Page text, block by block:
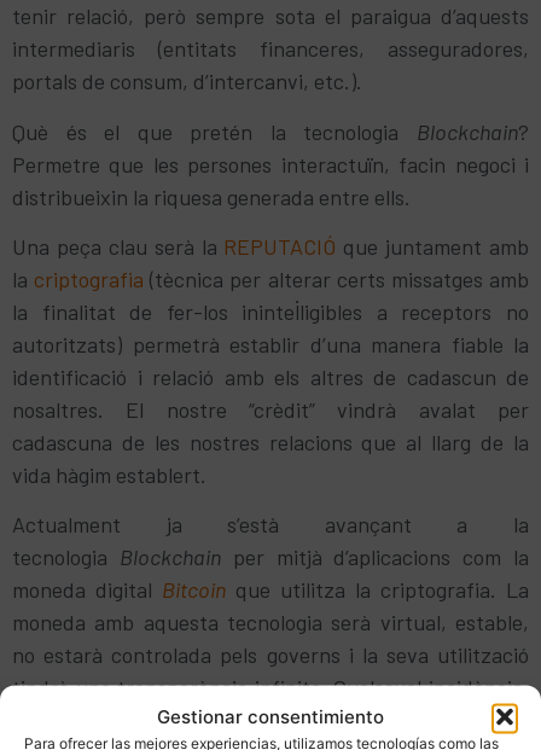
Gestionar consentimiento
Para ofrecer las mejores experiencias, utilizamos tecnologías como las
tenir relació, però sempre sota el paraigua d’aquests
intermediaris (entitats financeres, asseguradores,
portals de consum, d’intercanvi, etc.).
Què és el que pretén la tecnologia Blockchain?
Permetre que les persones interactuïn, facin negoci i
distribueixin la riquesa generada entre ells.
Una peça clau serà la REPUTACIÓ que juntament amb
la criptografia (tècnica per alterar certs missatges amb
la finalitat de fer-los inintel·ligibles a receptors no
autoritzats) permetrà establir d’una manera fiable la
identificació i relació amb els altres de cadascun de
nosaltres. El nostre “crèdit” vindrà avalat per
cadascuna de les nostres relacions que al llarg de la
vida hàgim establert.
Actualment ja s’està avançant a la
tecnologia Blockchainper mitjà d’aplicacions com la
moneda digital Bitcoin que utilitza la criptografia. La
moneda amb aquesta tecnologia serà virtual, estable,
no estarà controlada pels governs i la seva utilització
tindrà una transparència infinita. Qualsevol incidència,
el sistema serà l’encarregat de corregir-la.